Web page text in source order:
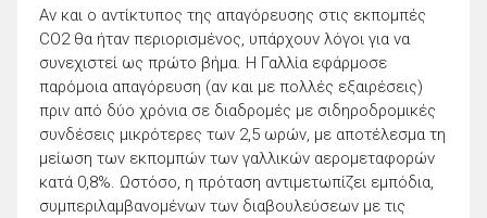
Αν και ο αντίκτυπος της απαγόρευσης στις εκπομπές
CO2 θα ήταν περιορισμένος, υπάρχουν λόγοι για να
συνεχιστεί ως πρώτο βήμα. Η Γαλλία εφάρμοσε
παρόμοια απαγόρευση (αν και με πολλές εξαιρέσεις)
πριν από δύο χρόνια σε διαδρομές με σιδηροδρομικές
συνδέσεις μικρότερες των 2,5 ωρών, με αποτέλεσμα τη
μείωση των εκπομπών των γαλλικών αερομεταφορών
κατά 0,8%. Ωστόσο, η πρόταση αντιμετωπίζει εμπόδια,
συμπεριλαμβανομένων των διαβουλεύσεων με τις